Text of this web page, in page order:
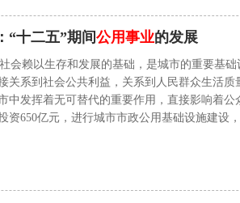
“十二五”期间公用事业的发展
会赖以生存和发展的基础，是城市的重要基
关系到社会公共利益，关系到人民群众生活
中发挥着无可替代的重要作用，直接影响着
资650亿元，进行城市市政公用基础设施建设